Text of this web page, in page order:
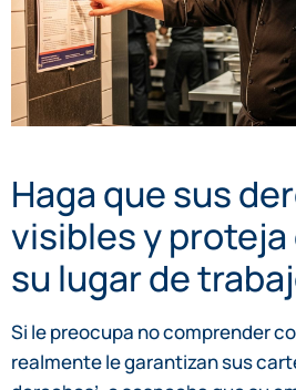
Haga que sus
visibles y
su lugar de
Si le preocupa no comprender
realmente le garantizan sus